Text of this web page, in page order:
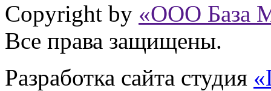
Copyright by «ООО База
Все права защищены.
Разработка сайта студия